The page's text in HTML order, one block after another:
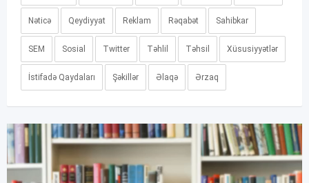
Nəticə Qeydiyyat Reklam Rəqabət Sahibkar
SEM Sosial Twitter Təhlil Təhsil Xüsusiyyətlər
İstifadə Qaydaları Şəkillər Əlaqə Ərzaq